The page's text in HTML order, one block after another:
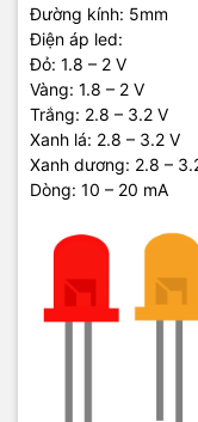
Đường kính: 5mm
Điện áp led:
Đỏ: 1.8 – 2 V
Vàng: 1.8 – 2 V
Trắng: 2.8 – 3.2 V
Xanh lá: 2.8 – 3.2 V
Xanh dương: 2.8 –
Dòng: 10 – 20 mA